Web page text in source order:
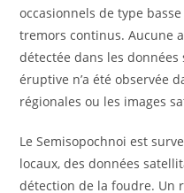
occasionnels de type
tremors continus. Aucune
détectée dans les
éruptive n’a été observée
régionales ou les images
Le Semisopochnoi est
locaux, des données
détection de la foudre. Un